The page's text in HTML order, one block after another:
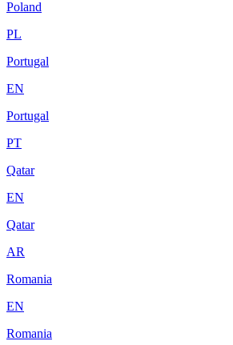
Poland
PL
Portugal
EN
Portugal
PT
Qatar
EN
Qatar
AR
Romania
EN
Romania